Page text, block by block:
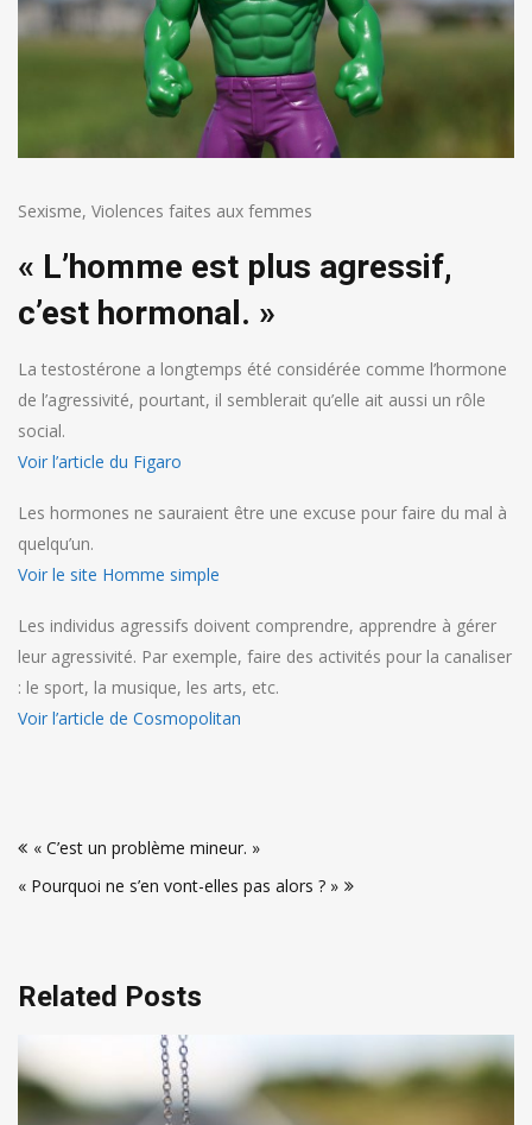
Sexisme, Violences faites aux femmes
« L’homme est plus agressif,
c’est hormonal. »
La testostérone a longtemps été considérée comme l’hormone
de l’agressivité, pourtant, il semblerait qu’elle ait aussi un rôle
social.
Voir l’article du Figaro
Les hormones ne sauraient être une excuse pour faire du mal à
quelqu’un.
Voir le site Homme simple
Les individus agressifs doivent comprendre, apprendre à gérer
leur agressivité. Par exemple, faire des activités pour la canaliser
: le sport, la musique, les arts, etc.
Voir l’article de Cosmopolitan
de
l’article
« C’est un problème mineur. »
« Pourquoi ne s’en vont-elles pas alors ? »
Related Posts